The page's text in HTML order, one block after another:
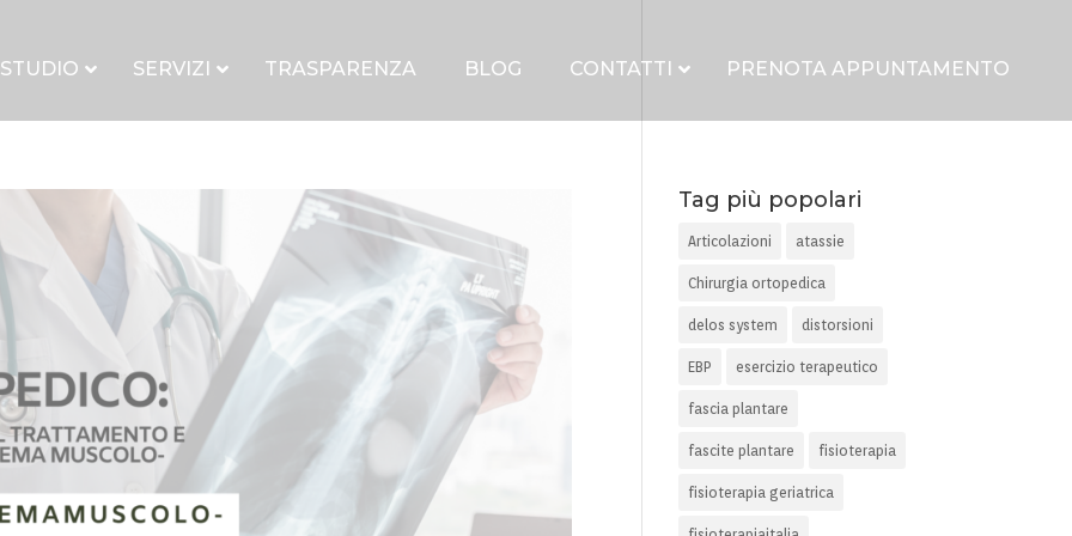
SERVIZI TRASPARENZA BLOG CONTATTI PRENOTA APPUNTAMENTO
Tag più popolari
Articolazioni atassie
Chirurgia ortopedica
delos system distorsioni
EBP esercizio terapeutico
fascia plantare
fascite plantare fisioterapia
fisioterapia geriatrica